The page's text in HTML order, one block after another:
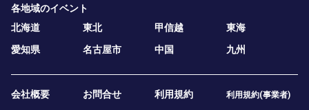
各地域のイベント
北海道
東北 甲信越
東海
愛知県
名古屋市 中国 九州
会社概要 お問合せ 利用規約 利用規約(事業者)